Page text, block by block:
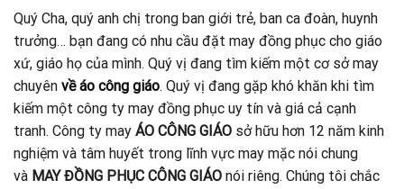
Quý Cha, quý anh chị trong ban giới trẻ, ban ca đoàn, huynh
trưởng… bạn đang có nhu cầu đặt may đồng phục cho giáo
xứ, giáo họ của mình. Quý vị đang tìm kiếm một cơ sở may
chuyên về áo công giáo. Quý vị đang gặp khó khăn khi tìm
kiếm một công ty may đồng phục uy tín và giá cả cạnh
tranh. Công ty may ÁO CÔNG GIÁO sở hữu hơn 12 năm kinh
nghiệm và tâm huyết trong lĩnh vực may mặc nói chung
và MAY ĐỒNG PHỤC CÔNG GIÁO nói riêng. Chúng tôi chắc